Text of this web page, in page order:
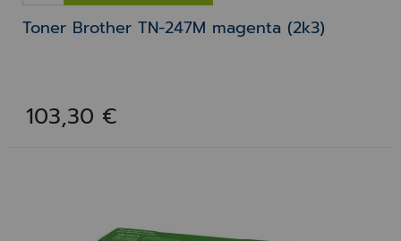
Toner Brother TN-247M magenta (2k3)
103,30 €